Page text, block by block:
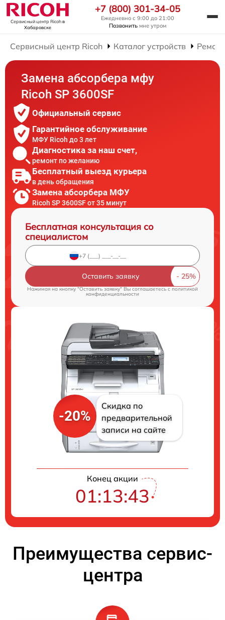
Сервисный центр Ricohв
Хабаровске
+7 (800) 301-34-05
Ежедневно с 9:00 до 21:00
Позвонить мне утром
Сервисный центр Ricoh Каталог устройств
Замена абсорбера мфу
Ricoh SP 3600SF
Официальный сервис
Гарантийное обслуживание
МФУ Ricoh до 3 лет
Диагностика за наш счет,
ремонт по желанию
Бесплатный выезд курьера
в день обращения
Замена абсорбера МФУ
Ricoh SP 3600SF от 35 минут
Бесплатная консультация со
специалистом
Оставить заявку
Нажимая на кнопку "Оставить заявку" Вы соглашаетесь c политикой
конфиденциальности
-20%
Скидка по
предварительной
записи на сайте
Конец акции
01:13:42
Преимущества сервис-
центра